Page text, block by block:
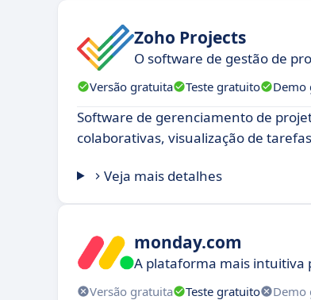
Zoho Projects
O software de gestão de
Versão gratuita Teste gratuito Demo
Software de gerenciamento de
colaborativas, visualização de
Veja mais detalhes
monday.com
A plataforma mais intuitiva
Versão gratuita Teste gratuito Demo